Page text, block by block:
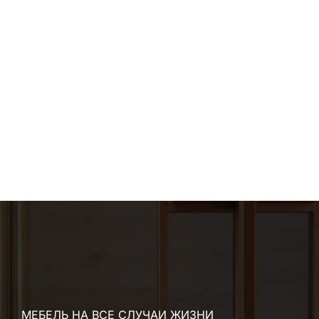
МЕБЕЛЬ НА ВСЕ СЛУЧАИ ЖИЗНИ